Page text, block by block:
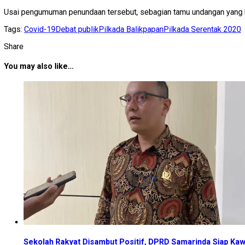
Usai pengumuman penundaan tersebut, sebagian tamu undangan
Tags: Covid-19Debat publikPilkada BalikpapanPilkada Serentak 2020
Share
You may also like...
Sekolah Rakyat Disambut Positif, DPRD Samarinda Siap